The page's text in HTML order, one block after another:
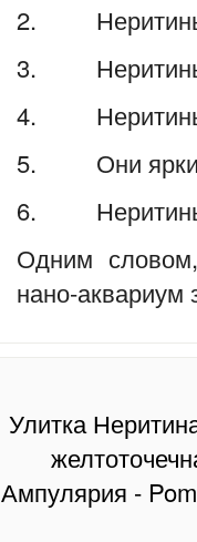
2. Неритины
3. Неритины
4. Неритины
5. Они яркие,
6. Неритины
Одним
нано-аквариум
Улитка
Ампулярия -